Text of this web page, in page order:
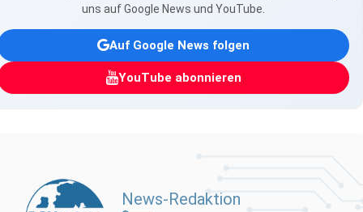
uns auf Google News und YouTube.
Auf Google News folgen
YouTube abonnieren
News-Redaktion